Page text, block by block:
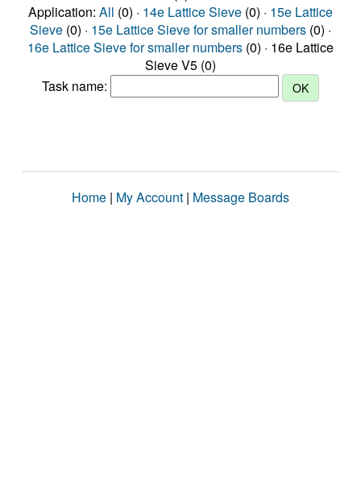
Application: All (0) · 14e Lattice Sieve (0) · 15e Lattice
Sieve (0) · 15e Lattice Sieve for smaller numbers (0) ·
16e Lattice Sieve for smaller numbers (0) · 16e Lattice
Sieve V5 (0)
Task name:
Home | My Account | Message Boards